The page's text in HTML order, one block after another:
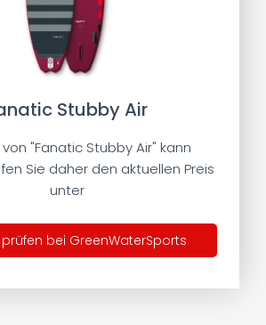
Stubby Air
von "Fanatic Stubby Air" kann
Sie daher den aktuellen Preis
unter
bei GreenWaterSports